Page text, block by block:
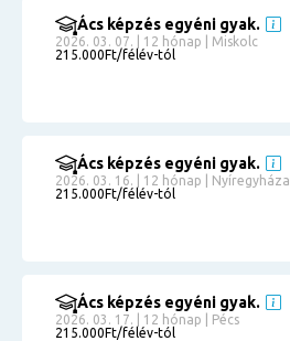
Ács képzés egyéni gyak.
2026. 03. 07. | 12 hónap | Miskolc
215.000Ft/félév-tól
Ács képzés egyéni gyak.
2026. 03. 16. | 12 hónap | Nyíregyháza
215.000Ft/félév-tól
Ács képzés egyéni gyak.
2026. 03. 17. | 12 hónap | Pécs
215.000Ft/félév-tól